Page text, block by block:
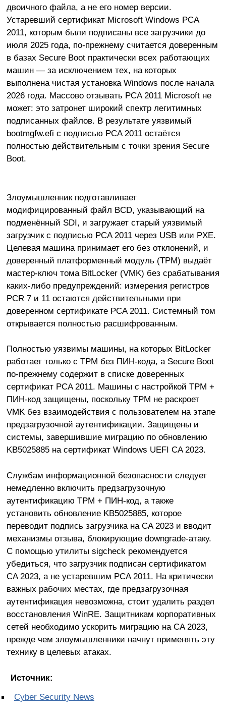
двоичного файла, а не его номер версии.
Устаревший сертификат Microsoft Windows PCA
2011, которым были подписаны все загрузчики до
июля 2025 года, по-прежнему считается доверенным
в базах Secure Boot практически всех работающих
машин — за исключением тех, на которых
выполнена чистая установка Windows после начала
2026 года. Массово отзывать PCA 2011 Microsoft не
может: это затронет широкий спектр легитимных
подписанных файлов. В результате уязвимый
bootmgfw.efi с подписью PCA 2011 остаётся
полностью действительным с точки зрения Secure
Boot.
Злоумышленник подготавливает
модифицированный файл BCD, указывающий на
подменённый SDI, и загружает старый уязвимый
загрузчик с подписью PCA 2011 через USB или PXE.
Целевая машина принимает его без отклонений, и
доверенный платформенный модуль (TPM) выдаёт
мастер-ключ тома BitLocker (VMK) без срабатывания
каких-либо предупреждений: измерения регистров
PCR 7 и 11 остаются действительными при
доверенном сертификате PCA 2011. Системный том
открывается полностью расшифрованным.
Полностью уязвимы машины, на которых BitLocker
работает только с TPM без ПИН-кода, а Secure Boot
по-прежнему содержит в списке доверенных
сертификат PCA 2011. Машины с настройкой TPM +
ПИН-код защищены, поскольку TPM не раскроет
VMK без взаимодействия с пользователем на этапе
предзагрузочной аутентификации. Защищены и
системы, завершившие миграцию по обновлению
KB5025885 на сертификат Windows UEFI CA 2023.
Службам информационной безопасности следует
немедленно включить предзагрузочную
аутентификацию TPM + ПИН-код, а также
установить обновление KB5025885, которое
переводит подпись загрузчика на CA 2023 и вводит
механизмы отзыва, блокирующие downgrade-атаку.
С помощью утилиты sigcheck рекомендуется
убедиться, что загрузчик подписан сертификатом
CA 2023, а не устаревшим PCA 2011. На критически
важных рабочих местах, где предзагрузочная
аутентификация невозможна, стоит удалить раздел
восстановления WinRE. Защитникам корпоративных
сетей необходимо ускорить миграцию на CA 2023,
прежде чем злоумышленники начнут применять эту
технику в целевых атаках.
Источник:
Cyber Security News